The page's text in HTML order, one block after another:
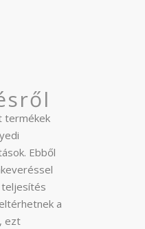
termékek
Ebből
a
ezt